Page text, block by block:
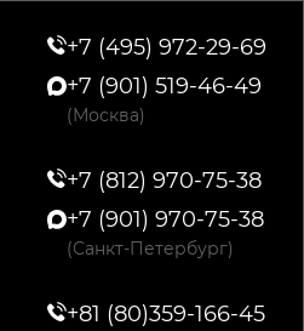
+7 (495) 972-29-69
+7 (901) 519-46-49
(Москва)
+7 (812) 970-75-38
+7 (901) 970-75-38
(Санкт-Петербург)
+81 (80)359-166-45